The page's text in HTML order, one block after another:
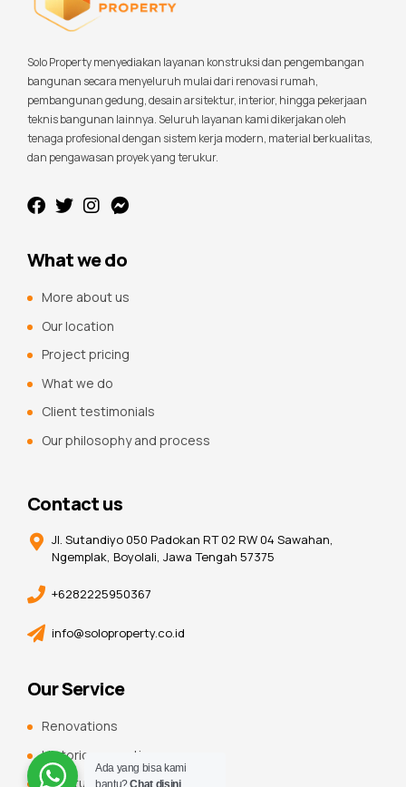
Solo Property menyediakan layanan konstruksi dan pengembangan
bangunan secara menyeluruh mulai dari renovasi rumah,
pembangunan gedung, desain arsitektur, interior, hingga pekerjaan
teknis bangunan lainnya. Seluruh layanan kami dikerjakan oleh
tenaga profesional dengan sistem kerja modern, material berkualitas,
dan pengawasan proyek yang terukur.
What we do
More about us
Our location
Project pricing
What we do
Client testimonials
Our philosophy and process
Contact us
Jl. Sutandiyo 050 Padokan RT 02 RW 04 Sawahan,
Ngemplak, Boyolali, Jawa Tengah 57375
+6282225950367
info@soloproperty.co.id
Our Service
Renovations
Historic renovations
Constuction additions
Ada yang bisa kami
bantu?Chat disini